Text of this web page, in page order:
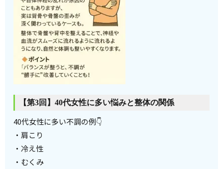
【第3回】40代女性に多い悩みと整体の関係
40代女性に多い不調の例👇
・肩こり
・冷え性
・むくみ